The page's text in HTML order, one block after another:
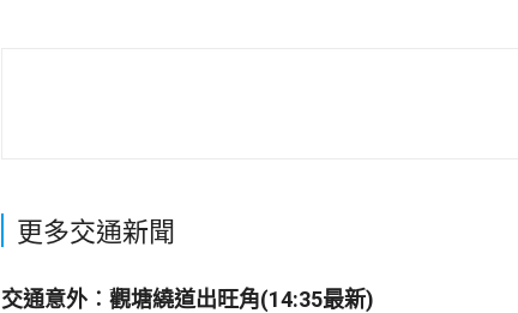
更多交通新聞
交通意外︰觀塘繞道出旺角(14:35最新)